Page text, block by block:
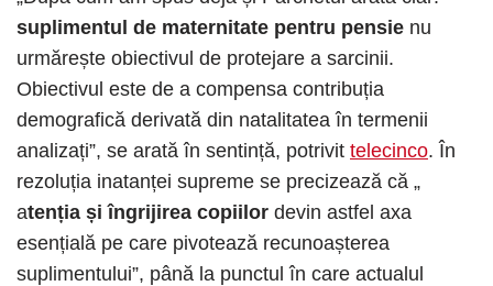
suplimentul de maternitate pentru pensie nu
urmărește obiectivul de protejare a sarcinii.
Obiectivul este de a compensa contribuția
demografică derivată din natalitatea în termenii
analizați”, se arată în sentință, potrivit telecinco. În
rezoluția inatanței supreme se precizează că „
atenția și îngrijirea copiilor devin astfel axa
esențială pe care pivotează recunoașterea
suplimentului”, până la punctul în care actualul